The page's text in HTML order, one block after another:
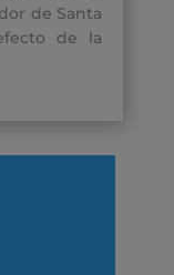
de Santa
de la